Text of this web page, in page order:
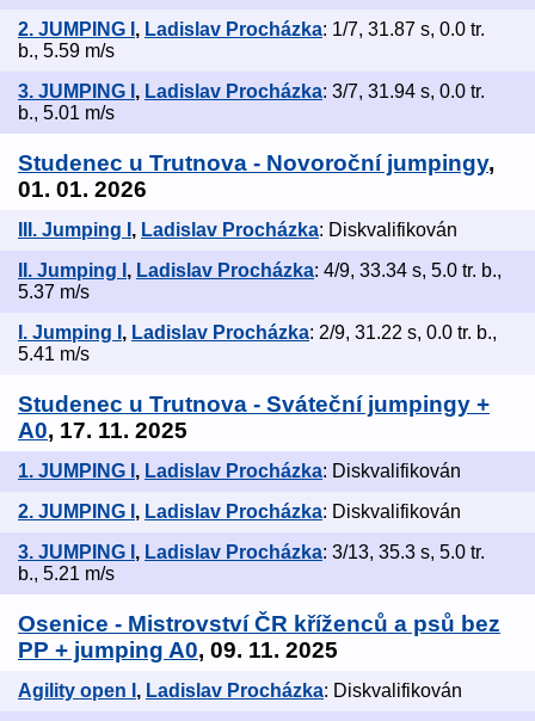
2. JUMPING I , Ladislav Procházka: 1/7, 31.87 s, 0.0 tr.
b., 5.59 m/s
3. JUMPING I , Ladislav Procházka: 3/7, 31.94 s, 0.0 tr.
b., 5.01 m/s
Studenec u Trutnova - Novoroční jumpingy,
01. 01. 2026
III. Jumping I , Ladislav Procházka: Diskvalifikován
II. Jumping I , Ladislav Procházka: 4/9, 33.34 s, 5.0 tr. b.,
5.37 m/s
I. Jumping I , Ladislav Procházka: 2/9, 31.22 s, 0.0 tr. b.,
5.41 m/s
Studenec u Trutnova - Sváteční jumpingy +
A0, 17. 11. 2025
1. JUMPING I , Ladislav Procházka: Diskvalifikován
2. JUMPING I , Ladislav Procházka: Diskvalifikován
3. JUMPING I , Ladislav Procházka: 3/13, 35.3 s, 5.0 tr.
b., 5.21 m/s
Osenice - Mistrovství ČR kříženců a psů bez
PP + jumping A0, 09. 11. 2025
Agility open I , Ladislav Procházka: Diskvalifikován